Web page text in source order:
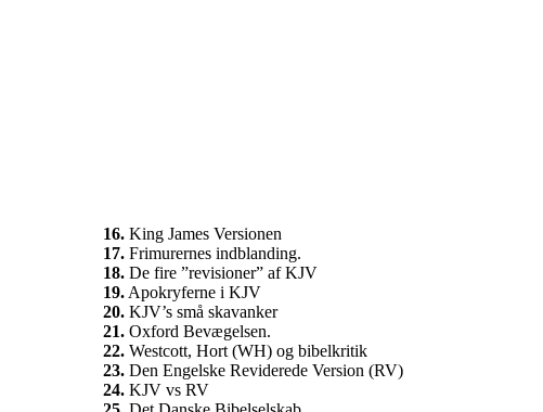
16. King James Versionen
17. Frimurernes indblanding.
18. De fire ”revisioner” af KJV
19. Apokryferne i KJV
20. KJV’s små skavanker
21. Oxford Bevægelsen.
22. Westcott, Hort (WH) og bibelkritik
23. Den Engelske Reviderede Version (RV)
24. KJV vs RV